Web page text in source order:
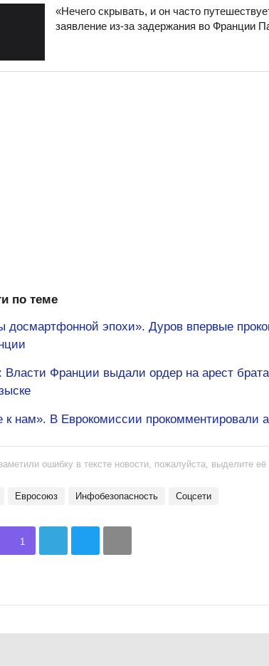
«Нечего скрывать, и он часто
заявление из-за задержания во Франции
по теме
досмартфонной эпохи». Дуров впервые
Власти Франции выдали ордер на арест
к нам». В Еврокомиссии прокомментировали
ошибку в тексте новости, пожалуйста, выделите
Евросоюз инфобезопасность соцсети
1